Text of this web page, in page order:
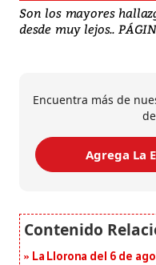
Son los mayores
desde muy lejos..
Encuentra más de
Agrega La
La Llorona del 6 de